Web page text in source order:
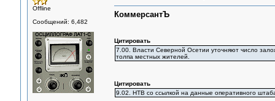
Offline
Сообщений: 6,482
КоммерсантЪ
Цитировать
7.00. Власти Северной Осетии уточняют число
толпа местных жителей.
Цитировать
9.02. НТВ со ссылкой на данные оперативного